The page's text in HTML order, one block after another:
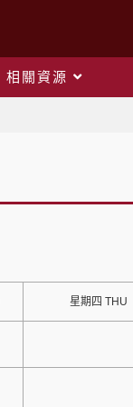
相關資源
星期四 THU